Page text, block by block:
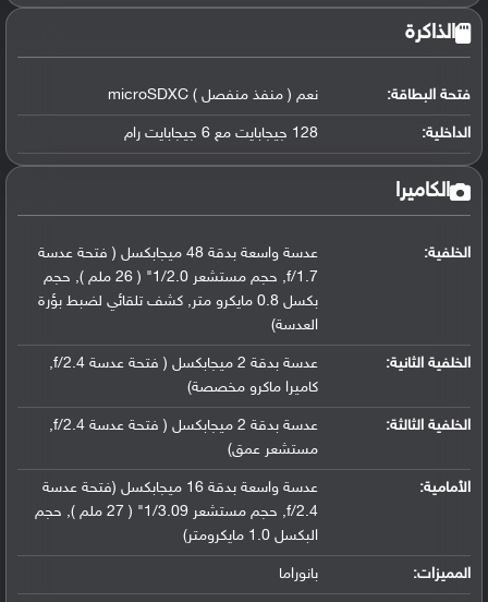
الذاكرة
فتحة البطاقة: نعم ( منفذ منفصل ) microSDXC
الداخلية: 128 جيجابايت مع 6 جيجابايت رام
الكاميرا
الخلفية:
عدسة واسعة بدقة 48 ميجابكسل ( فتحة عدسة
f/1.7, حجم مستشعر 1/2.0" ( 26 ملم ), حجم
بكسل 0.8 مايكرو متر, كشف تلقائي لضبط بؤرة
العدسة)
الخلفية الثانية:
عدسة بدقة 2 ميجابكسل ( فتحة عدسة f/2.4,
كاميرا ماكرو مخصصة)
الخلفية الثالثة:
عدسة بدقة 2 ميجابكسل ( فتحة عدسة f/2.4,
مستشعر عمق)
الأمامية:
عدسة واسعة بدقة 16 ميجابكسل (فتحة عدسة
f/2.4, حجم مستشعر 1/3.09" ( 27 ملم ), حجم
البكسل 1.0 مايكرومتر)
المميزات: بانوراما